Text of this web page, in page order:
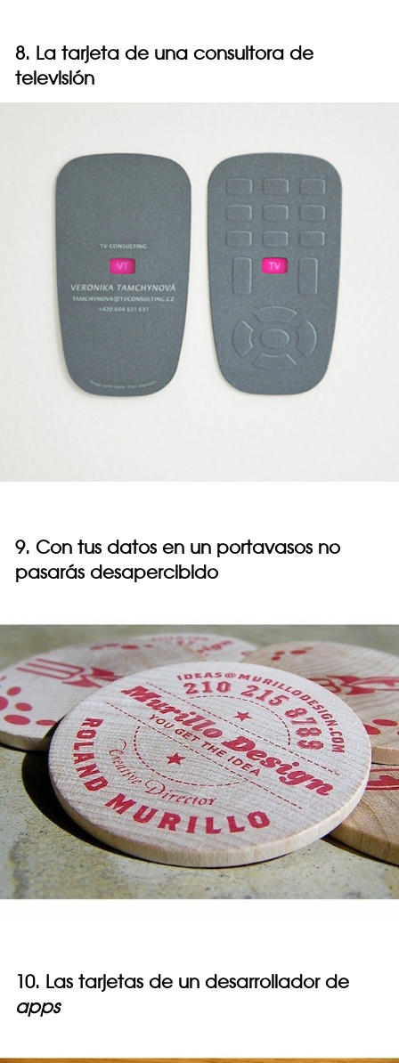
8. La tarjeta de una consultora de
televisión
9. Con tus datos en un portavasos no
pasarás desapercibido
10. Las tarjetas de un desarrollador de
apps